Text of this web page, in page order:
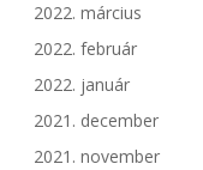
2022. március
2022. február
2022. január
2021. december
2021. november